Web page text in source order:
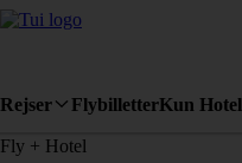
Rejser FlybilletterKun Hotel
Fly + Hotel